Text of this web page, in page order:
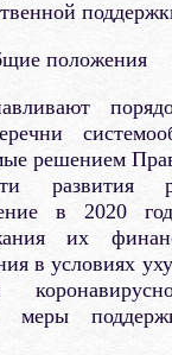
положения
решением
развития
в 2020
их
в условиях
меры